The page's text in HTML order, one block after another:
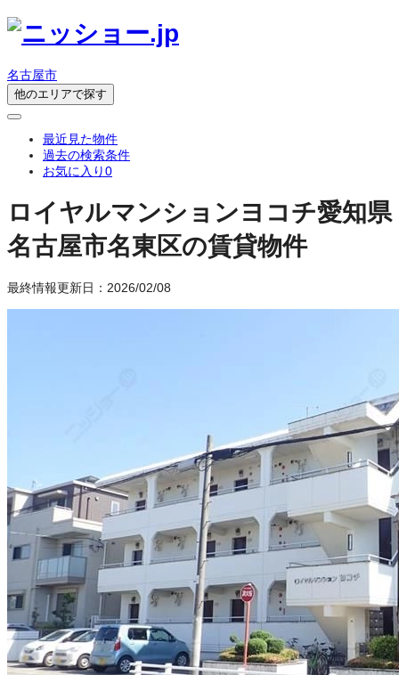
名古屋市
他のエリアで探す
最近見た物件
過去の検索条件
お気に入り0
ロイヤルマンションヨコチ愛知県
名古屋市名東区の賃貸物件
最終情報更新日：2026/02/08